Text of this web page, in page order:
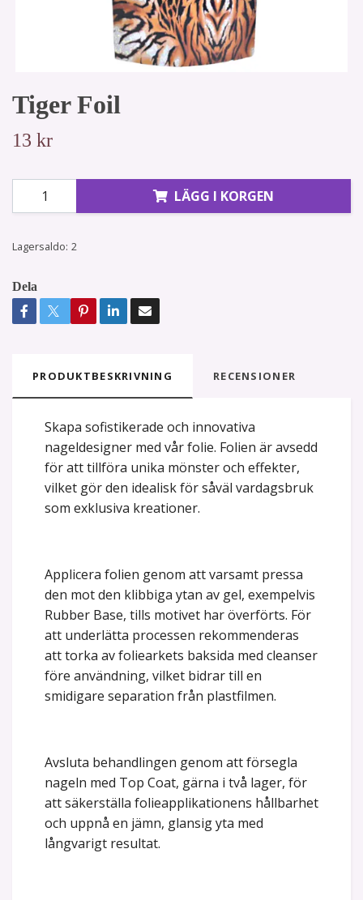
Tiger Foil
13 kr
LÄGG I KORGEN
Lagersaldo: 2
Dela
PRODUKTBESKRIVNING RECENSIONER
Skapa sofistikerade och innovativa
nageldesigner med vår folie. Folien är avsedd
för att tillföra unika mönster och effekter,
vilket gör den idealisk för såväl vardagsbruk
som exklusiva kreationer.
Applicera folien genom att varsamt pressa
den mot den klibbiga ytan av gel, exempelvis
Rubber Base, tills motivet har överförts. För
att underlätta processen rekommenderas
att torka av foliearkets baksida med cleanser
före användning, vilket bidrar till en
smidigare separation från plastfilmen.
Avsluta behandlingen genom att försegla
nageln med Top Coat, gärna i två lager, för
att säkerställa folieapplikationens hållbarhet
och uppnå en jämn, glansig yta med
långvarigt resultat.